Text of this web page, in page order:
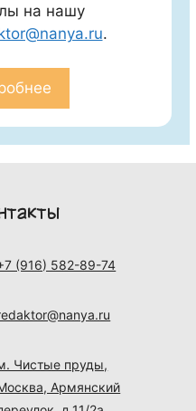
на нашу
.
(916) 582-89-74
Чистые пруды,
Армянский